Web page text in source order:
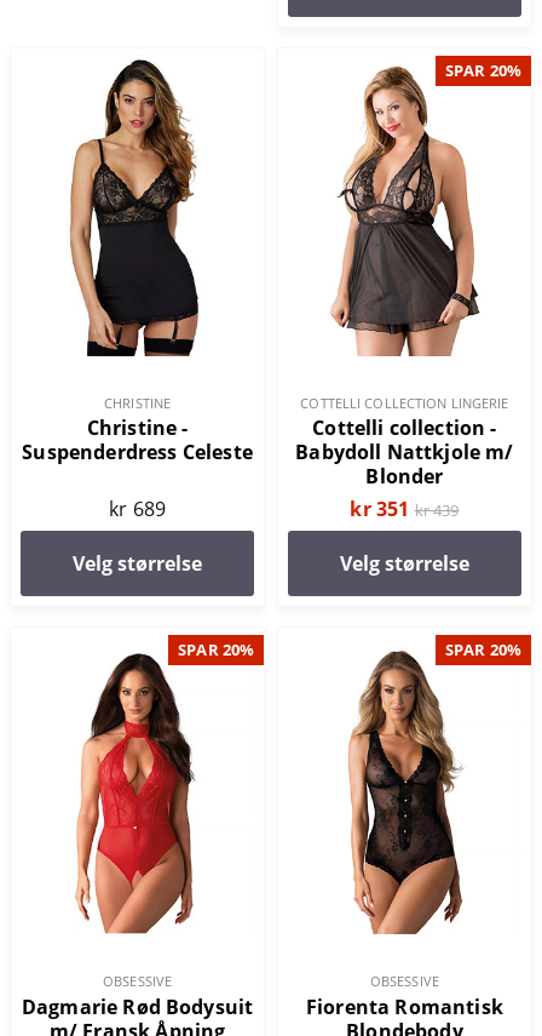
CHRISTINE
Christine -
Suspenderdress Celeste
kr 689
Velg størrelse
SPAR 20%
COTTELLI COLLECTION LINGERIE
Cottelli collection -
Babydoll Nattkjole m/
Blonder
kr 351 kr 439
Velg størrelse
SPAR 20%
OBSESSIVE
Dagmarie Rød Bodysuit
SPAR 20%
OBSESSIVE
Fiorenta Romantisk